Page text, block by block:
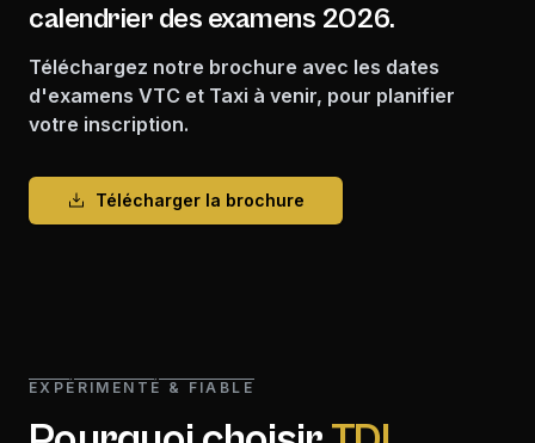
calendrier des examens 2026.
Téléchargez notre brochure avec les dates
d'examens VTC et Taxi à venir, pour planifier
votre inscription.
Télécharger la brochure
EXPÉRIMENTÉ & FIABLE